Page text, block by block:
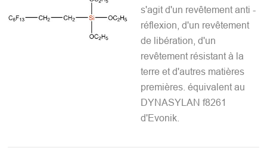
s'agit d'un revêtement anti -
réflexion, d'un revêtement
de libération, d'un
revêtement résistant à la
terre et d'autres matières
premières. équivalent au
DYNASYLAN f8261
d'Evonik.